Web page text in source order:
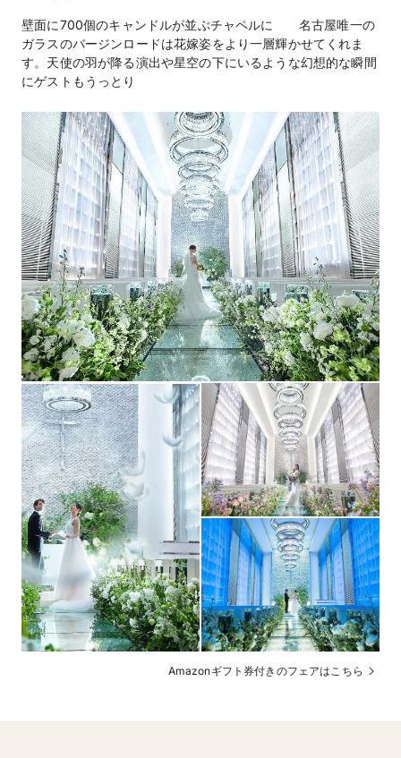
挙式スタイル 教会式、人前式、神前式
料理料金
13,200円（8品）/15,950円（9品）/18,150円（10
品）/20,350円（11品）/22,550円【料理長特別料理】
飲物料金 3,520円
持込料金 衣裳（有料）
設備
メイク室、ガーデン、ワイヤレスマイク、ＣＤ、着付
室、ピアノ、音響照明、ＭＤ、控室、クロークなど
フォトギャラリーを見る
宿泊施設 紹介可能
二次会
１名8,000円～ ※30名以上のパーティに限る ※ク
レールグループにて披露宴を実施のカップル限定で利用
可能
送迎 マイクロバス手配可能
支払方法
挙式・披露宴当日の7日前までに前払い（当日支払いも
可）※ブライダルローンの相談可能
壁面に700個のキャンドルが並ぶチャペルに 名古屋唯一の
ガラスのバージンロードは花嫁姿をより一層輝かせてくれま
す。天使の羽が降る演出や星空の下にいるような幻想的な瞬間
にゲストもうっとり
Amazonギフト券付きのフェアはこちら